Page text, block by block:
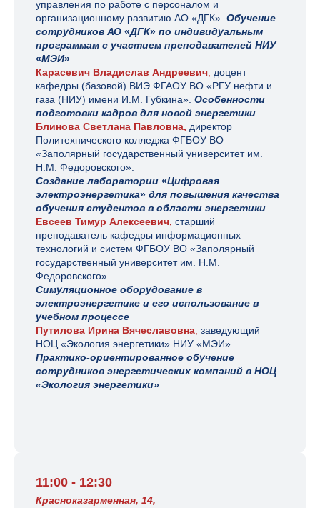
управления по работе с персоналом и
организационному развитию АО «ДГК». Обучение
сотрудников АО «ДГК» по индивидуальным
программам с участием преподавателей НИУ
«МЭИ»
Карасевич Владислав Андреевич доцент
кафедры (базовой) ВИЭ ФГАОУ ВО «РГУ нефти и
газа (НИУ) имени И.М. Губкина». Особенности
подготовки кадров для новой энергетики
Блинова Светлана Павловна, директор
Политехнического колледжа ФГБОУ ВО
«Заполярный государственный университет им.
Н.М. Федоровского».
Создание лаборатории «Цифровая
электроэнергетика» для повышения качества
обучения студентов в области энергетики
Евсеев Тимур Алексеевич, старший
преподаватель кафедры информационных
технологий и систем ФГБОУ ВО «Заполярный
государственный университет им. Н.М.
Федоровского».
Симуляционное оборудование в
электроэнергетике и его использование в
учебном процессе
Путилова Ирина Вячеславовна заведующий
НОЦ «Экология энергетики» НИУ «МЭИ».
Практико-ориентированное обучение
сотрудников энергетических компаний в НОЦ
«Экология энергетики»
11:00 - 12:30
Красноказарменная, 14,